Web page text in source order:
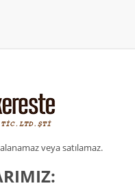
veya satılamaz.